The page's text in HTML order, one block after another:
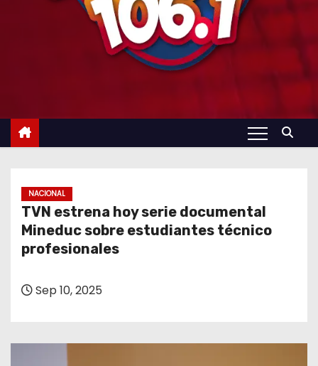
NACIONAL
TVN estrena hoy serie documental
Mineduc sobre estudiantes técnico
profesionales
Sep 10, 2025